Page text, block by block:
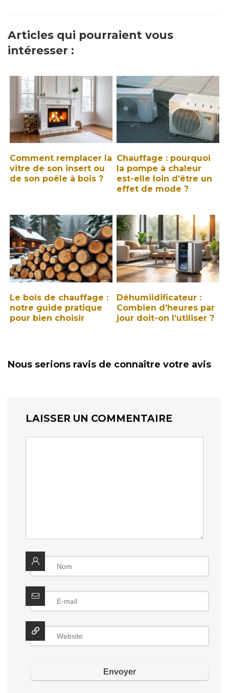
Articles qui pourraient vous
intéresser :
Comment remplacer la
vitre de son insert ou
de son poêle à bois ?
Chauffage : pourquoi
la pompe à chaleur
est-elle loin d’être un
effet de mode ?
Le bois de chauffage :
notre guide pratique
pour bien choisir
Déhumiidificateur :
Combien d’heures par
jour doit-on l’utiliser ?
Nous serions ravis de connaître votre avis
LAISSER UN COMMENTAIRE